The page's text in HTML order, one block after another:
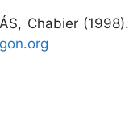
Chabier (1998).